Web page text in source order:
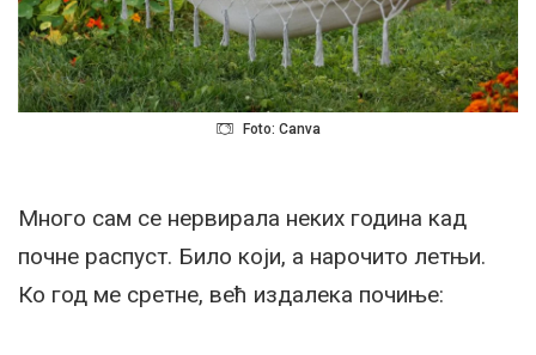
Foto: Canva
Много сам се нервирала неких година кад
почне распуст. Било који, а нарочито летњи.
Ко год ме сретне, већ издалека почиње: